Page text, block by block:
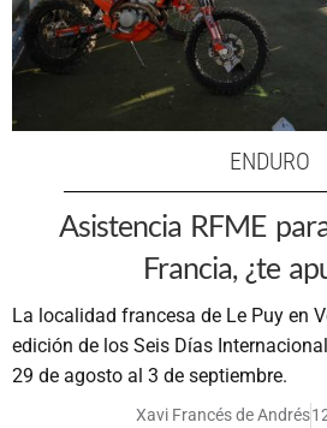
ENDURO
Asistencia RFME
Francia, ¿te
La localidad francesa de Le Puy en
edición de los Seis Días
29 de agosto al 3 de septiembre.
Xavi Francés de Andrés